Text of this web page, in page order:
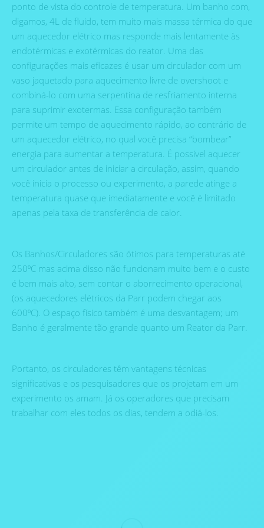
ponto de vista do controle de temperatura. Um banho com,
digamos, 4L de fluido, tem muito mais massa térmica do que
um aquecedor elétrico mas responde mais lentamente às
endotérmicas e exotérmicas do reator. Uma das
configurações mais eficazes é usar um circulador com um
vaso jaquetado para aquecimento livre de overshoot e
combiná-lo com uma serpentina de resfriamento interna
para suprimir exotermas. Essa configuração também
permite um tempo de aquecimento rápido, ao contrário de
um aquecedor elétrico, no qual você precisa “bombear”
energia para aumentar a temperatura. É possível aquecer
um circulador antes de iniciar a circulação, assim, quando
você inicia o processo ou experimento, a parede atinge a
temperatura quase que imediatamente e você é limitado
apenas pela taxa de transferência de calor.
Os Banhos/Circuladores são ótimos para temperaturas até
250⁰C mas acima disso não funcionam muito bem e o custo
é bem mais alto, sem contar o aborrecimento operacional,
(os aquecedores elétricos da Parr podem chegar aos
600⁰C). O espaço físico também é uma desvantagem; um
Banho é geralmente tão grande quanto um Reator da Parr.
Portanto, os circuladores têm vantagens técnicas
significativas e os pesquisadores que os projetam em um
experimento os amam. Já os operadores que precisam
trabalhar com eles todos os dias, tendem a odiá-los.